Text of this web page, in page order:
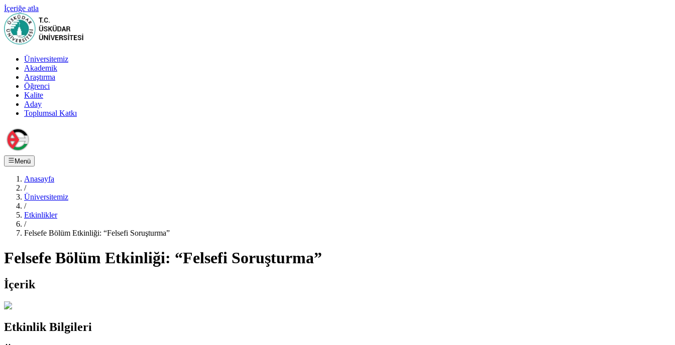
İçeriğe atla
Üniversitemiz
Akademik
Araştırma
Öğrenci
Kalite
Aday
Toplumsal Katkı
Menü
Anasayfa
/
Üniversitemiz
/
Etkinlikler
/
Felsefe Bölüm Etkinliği: “Felsefi Soruşturma”
Felsefe Bölüm Etkinliği: “Felsefi Soruşturma”
İçerik
Etkinlik Bilgileri